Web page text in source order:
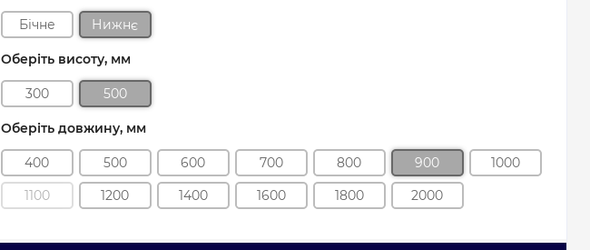
Бічне Нижнє
Оберіть висоту, мм
300 500
Оберіть довжину, мм
400 500 600 700 800 900
1000
1100
1200 1400 1600 1800 2000